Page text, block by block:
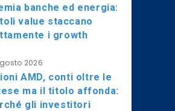
banche ed energia:
value staccano
i growth
2026
AMD, conti oltre le
ma il titolo affonda:
gli investitori